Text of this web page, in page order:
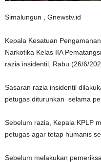
Simalungun , Gnewstv.id
Kepala Kesatuan
Narkotika Kelas IIA
razia insidentil, Rabu (26/6/
Sasaran razia insidentil
petugas diturunkan selama
Sebelum razia, Kepala KPLP
petugas agar tetap humanis
Sebelum melakukan